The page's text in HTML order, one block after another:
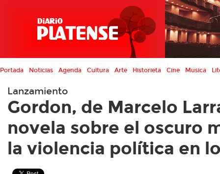
Portada Noticias Agenda Cultura Arte Historieta Cine Musica
Lanzamiento
Gordon, de Marcelo
novela sobre el oscuro
la violencia política en